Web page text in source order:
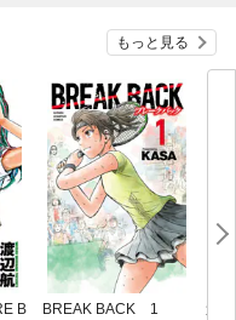
もっと見る
B
BREAK BACK 1
週